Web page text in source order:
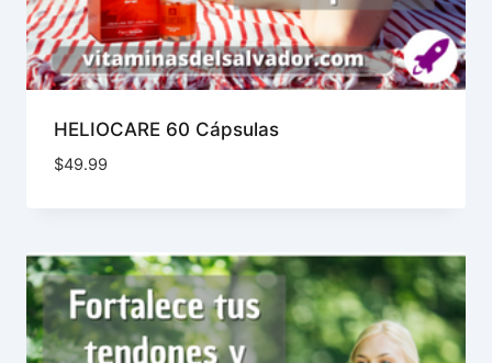
HELIOCARE 60 Cápsulas
$49.99